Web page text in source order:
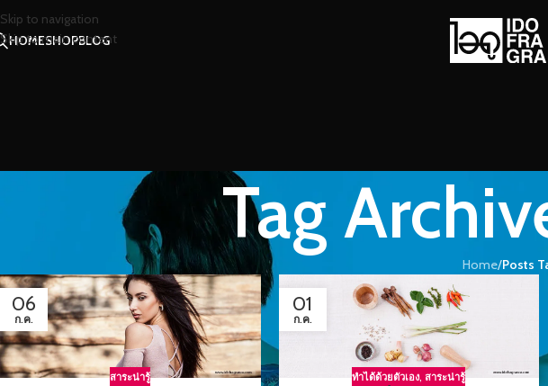
Skip to navigation
Skip to main content
HOMESHOPBLOG
Tag
Home/Posts
06
ก.ค.
สาระน่ารู้
01
ก.ค.
ทำได้ด้วยตัวเอง,สาระน่ารู้